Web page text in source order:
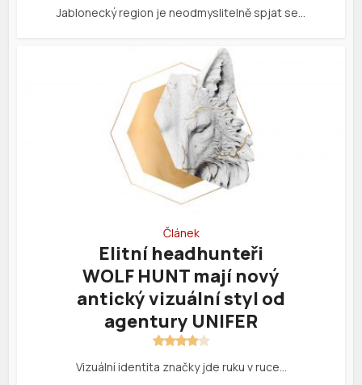
Jablonecký region je neodmyslitelně spjat se…
Článek
Elitní headhunteři
WOLF HUNT mají nový
antický vizuální styl od
agentury UNIFER
Vizuální identita značky jde ruku v ruce…